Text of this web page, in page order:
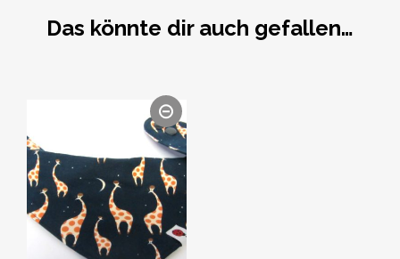
Das könnte dir auch gefallen…